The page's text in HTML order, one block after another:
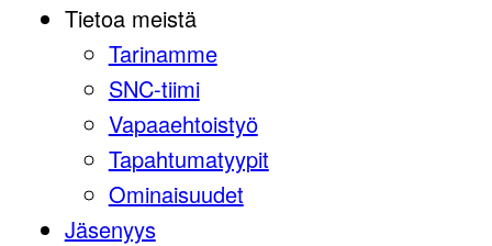
Tietoa meistä
Tarinamme
SNC-tiimi
Vapaaehtoistyö
Tapahtumatyypit
Ominaisuudet
Jäsenyys